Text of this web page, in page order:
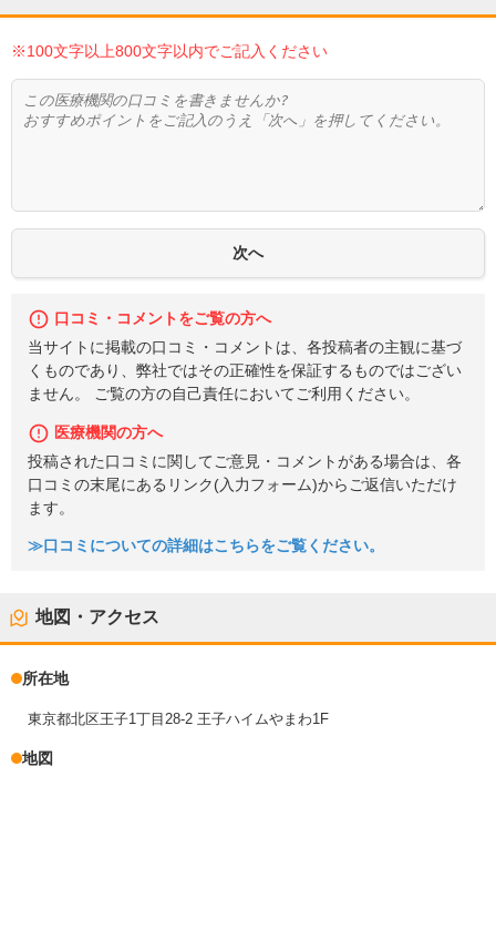
※100文字以上800文字以内でご記入ください
口コミ・コメントをご覧の方へ
当サイトに掲載の口コミ・コメントは、各投稿者の主観に基づ
くものであり、弊社ではその正確性を保証するものではござい
ません。 ご覧の方の自己責任においてご利用ください。
医療機関の方へ
投稿された口コミに関してご意見・コメントがある場合は、各
口コミの末尾にあるリンク(入力フォーム)からご返信いただけ
ます。
≫口コミについての詳細はこちらをご覧ください。
地図・アクセス
所在地
東京都北区王子1丁目28-2 王子ハイムやまわ1F
地図